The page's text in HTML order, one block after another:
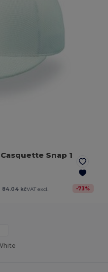
Snap 1
84.04 kčVAT excl. -73%